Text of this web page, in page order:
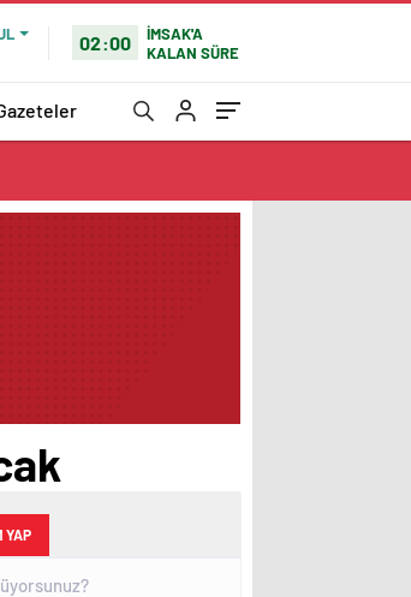
02:00
İMSAK'A
KALAN SÜRE
YAP